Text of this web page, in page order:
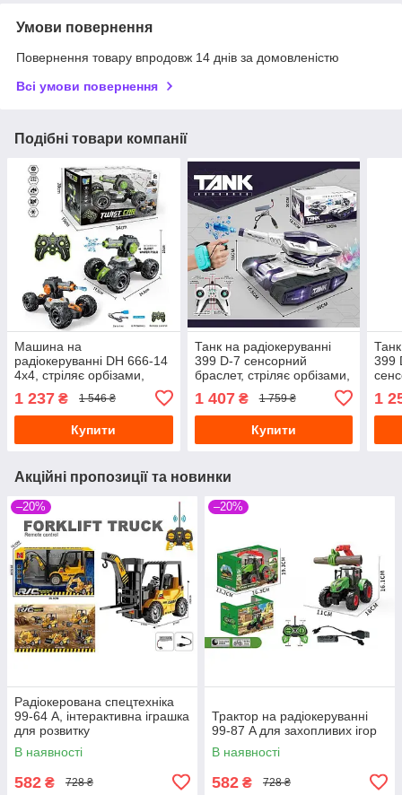
Умови повернення
Повернення товару впродовж 14 днів за домовленістю
Всі умови повернення
Подібні товари компанії
Машина на
радіокеруванні DH 666-14
4х4, стріляє орбізами,
1 237 ₴ 1 546 ₴
Купити
Танк на радіокеруванні
399 D-7 сенсорний
браслет, стріляє орбізами,
1 407₴ 1 759 ₴
Купити
399
1
Акційні пропозиції та новинки
–20%
Радіокерована спецтехніка
99-64 A, інтерактивна іграшка
для розвитку
В наявності
582 ₴ 728 ₴
–20%
Трактор на радіокеруванні
99-87 A для захопливих ігор
В наявності
582 ₴ 728 ₴